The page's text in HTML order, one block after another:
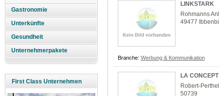
Gastronomie
Unterkünfte
Gesundheit
Unternehmerpakete
First Class Unternehmen
LINKSTARK
Rohmanns
49477
Branche: Werbung & Kommunikation
LA
Robert-
50739